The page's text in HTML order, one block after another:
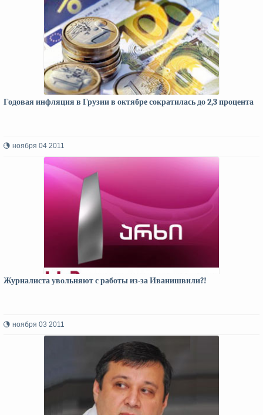
Годовая инфляция в Грузии в октябре сократилась до 2,3 процента
ноября 04 2011
Журналиста увольняют с работы из-за Иванишвили?!
ноября 03 2011